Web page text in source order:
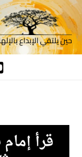
content
تخطي
إلى
المحتوى
حين يلتقي الإبداع